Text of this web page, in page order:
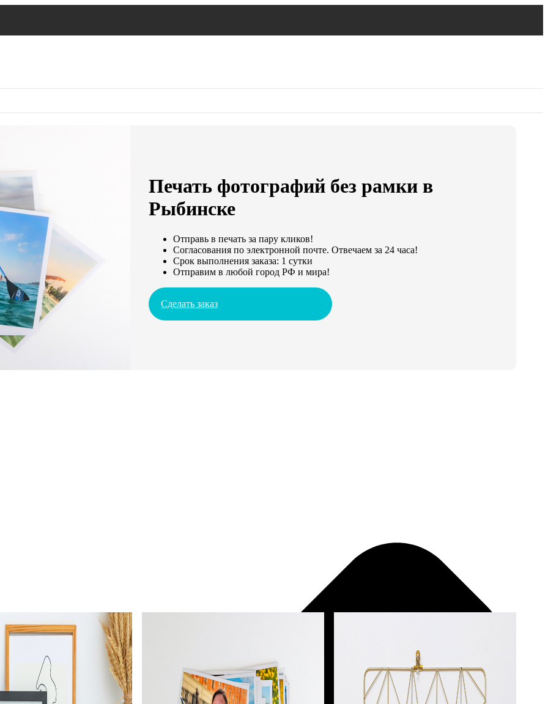
Печать фотографий без рамки в
Рыбинске
Отправь в печать за пару кликов!
Согласования по электронной почте. Отвечаем за 24 часа!
Срок выполнения заказа: 1 сутки
Отправим в любой город РФ и мира!
Сделать заказ